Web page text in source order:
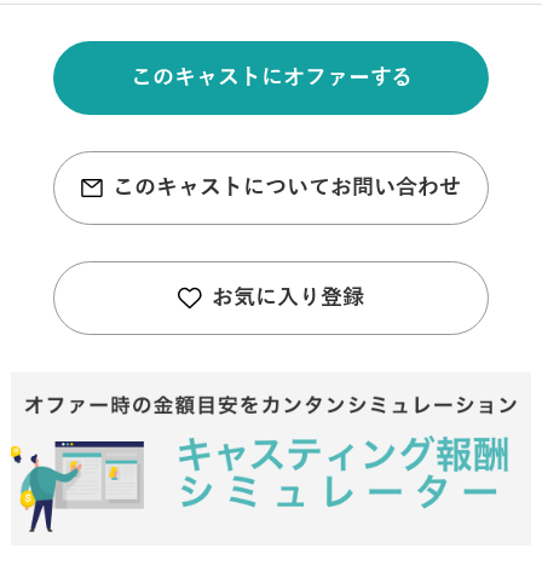
このキャストにオファーする
このキャストについてお問い合わせ
お気に入り登録